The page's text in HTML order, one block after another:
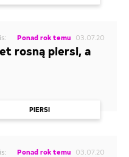
Ponad rok temu 03.07.20
rosną piersi, a
PIERSI
Ponad rok temu 03.07.20